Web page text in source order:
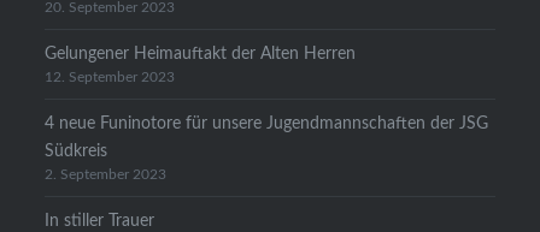
20. September 2023
Gelungener Heimauftakt der Alten Herren
12. September 2023
4 neue Funinotore für unsere Jugendmannschaften der JSG
Südkreis
2. September 2023
In stiller Trauer